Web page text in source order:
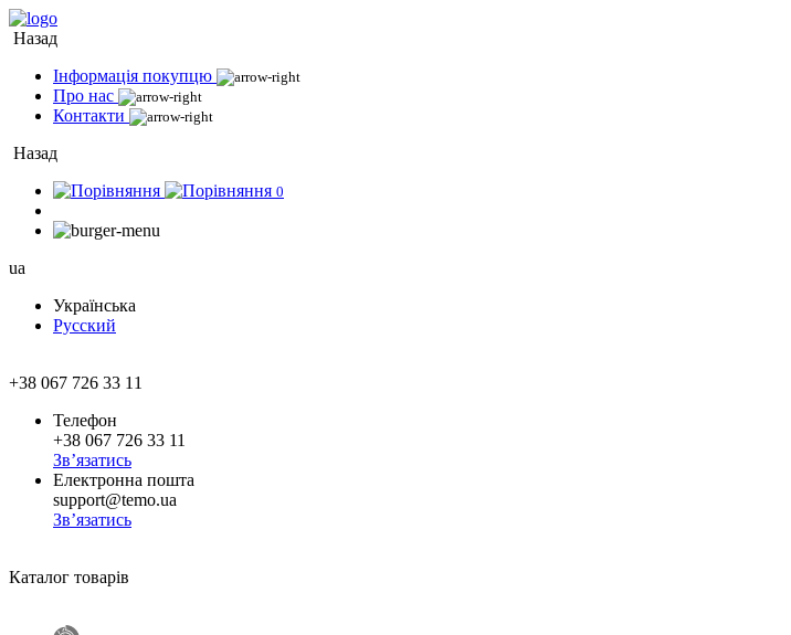
Назад
Інформація покупцю
Про нас
Контакти
Назад
0
ua
Українська
Русский
+38 067 726 33 11
Телефон
+38 067 726 33 11
Зв’язатись
Електронна пошта
support@temo.ua
Зв’язатись
Каталог товарів